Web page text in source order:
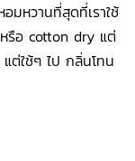
มหวานที่สุดที่เราใช้
รือ cotton dry แต่
ต่ใช้ๆ ไป กลิ่นโทน